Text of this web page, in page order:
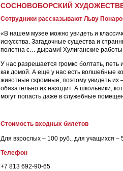
СОСНОВОБОРСКИЙ
Сотрудники рассказывают Льву
«В нашем музее можно увидеть и
искусства. Загадочные существа и
полотна с… дырами! Хулиганские
У нас разрешается громко болтать, петь
как домой. А еще у нас есть волшебные
животные скромные, поэтому увидеть
обязательно их находит. А школьники,
могут попасть даже в служебные
Стоимость входных билетов
Для взрослых – 100 руб., для учащихся –
Телефон
+7 813 692-90-65